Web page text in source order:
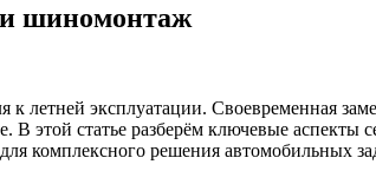
шиномонтаж
летней эксплуатации. Своевременная
В этой статье разберём ключевые аспекты
комплексного решения автомобильных